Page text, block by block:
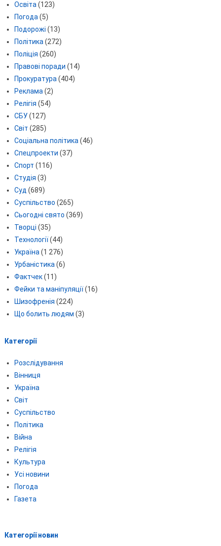
Освіта (123)
Погода (5)
Подорожі (13)
Політика (272)
Поліція (260)
Правові поради (14)
Прокуратура (404)
Реклама (2)
Релігія (54)
СБУ(127)
Світ (285)
Соціальна політика (46)
Спецпроекти (37)
Спорт (116)
Студія (3)
Суд (689)
Суспільство (265)
Сьогодні свято (369)
Творці (35)
Технології(44)
Україна (1 276)
Урбаністика (6)
Фактчек(11)
Фейки та маніпуляції(16)
Шизофренія (224)
Що болить людям (3)
Категорії
Розслідування
Вінниця
Україна
Світ
Суспільство
Політика
Війна
Релігія
Культура
Усі новини
Погода
Газета
Категорії новин